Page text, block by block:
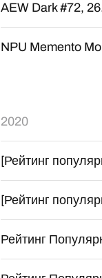
AEW Dark #72,
NPU Memento
2020
[Рейтинг
[Рейтинг
Рейтинг